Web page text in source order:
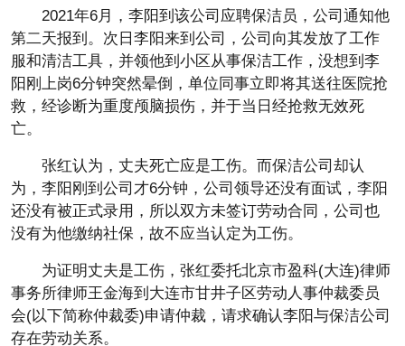
2021年6月，李阳到该公司应聘保洁员，公司通知他
第二天报到。次日李阳来到公司，公司向其发放了工作
服和清洁工具，并领他到小区从事保洁工作，没想到李
阳刚上岗6分钟突然晕倒，单位同事立即将其送往医院抢
救，经诊断为重度颅脑损伤，并于当日经抢救无效死
亡。
张红认为，丈夫死亡应是工伤。而保洁公司却认
为，李阳刚到公司才6分钟，公司领导还没有面试，李阳
还没有被正式录用，所以双方未签订劳动合同，公司也
没有为他缴纳社保，故不应当认定为工伤。
为证明丈夫是工伤，张红委托北京市盈科(大连)律师
事务所律师王金海到大连市甘井子区劳动人事仲裁委员
会(以下简称仲裁委)申请仲裁，请求确认李阳与保洁公司
存在劳动关系。